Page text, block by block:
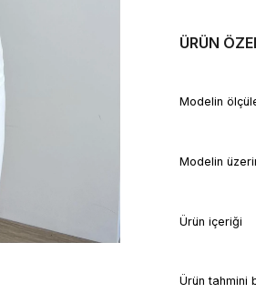
ÜRÜN
Modelin
Modelin
Ürün
Ürün